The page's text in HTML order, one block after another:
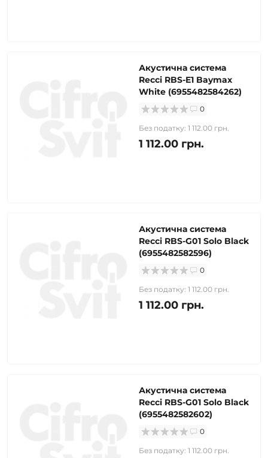
Акустична система
Recci RBS-E1 Baymax
White (6955482584262)
0
Без податку: 1 112.00 грн.
1 112.00 грн.
Акустична система
Recci RBS-G01 Solo Black
(6955482582596)
0
Без податку: 1 112.00 грн.
1 112.00 грн.
Акустична система
Recci RBS-G01 Solo Black
(6955482582602)
0
Без податку: 1 112.00 грн.